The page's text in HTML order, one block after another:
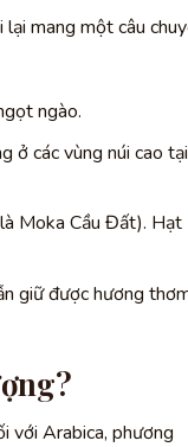
lại mang một câu
ngào.
ở các vùng núi cao tại
Moka Cầu Đất). Hạt
giữ được hương
với Arabica, phương